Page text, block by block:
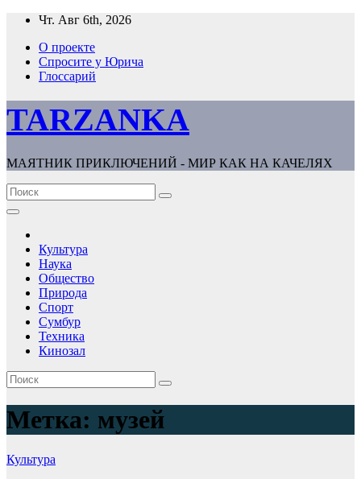
Перейти
содержимому
Чт. Авг 6th, 2026
О проекте
Спросите у Юрича
Глоссарий
TARZANKA
МАЯТНИК ПРИКЛЮЧЕНИЙ - МИР КАК НА КАЧЕЛЯХ
Культура
Наука
Общество
Природа
Спорт
Сумбур
Техника
Кинозал
Метка: музей
Культура